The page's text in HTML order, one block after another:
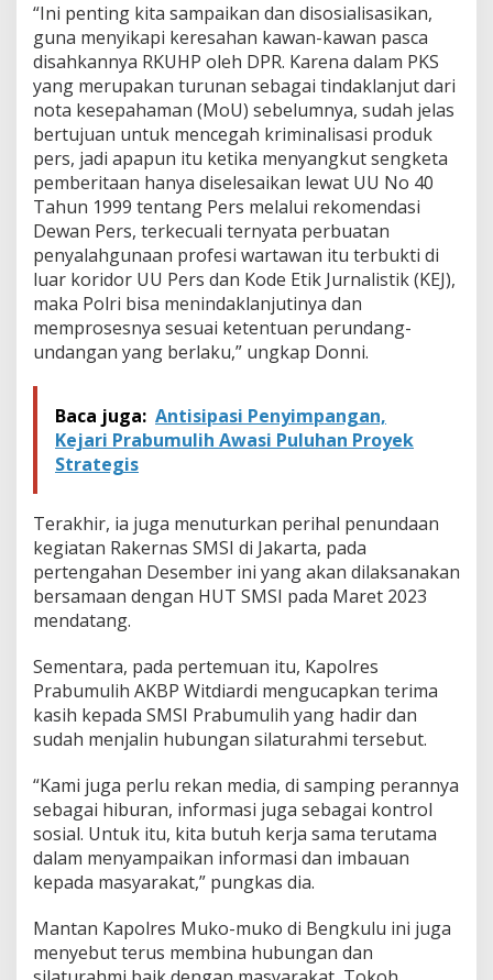
u
l
i
h
“Ini penting kita sampaikan dan disosialisasikan,
guna menyikapi keresahan kawan-kawan pasca
disahkannya RKUHP oleh DPR. Karena dalam PKS
yang merupakan turunan sebagai tindaklanjut dari
nota kesepahaman (MoU) sebelumnya, sudah jelas
bertujuan untuk mencegah kriminalisasi produk
pers, jadi apapun itu ketika menyangkut sengketa
pemberitaan hanya diselesaikan lewat UU No 40
Tahun 1999 tentang Pers melalui rekomendasi
Dewan Pers, terkecuali ternyata perbuatan
penyalahgunaan profesi wartawan itu terbukti di
luar koridor UU Pers dan Kode Etik Jurnalistik (KEJ),
maka Polri bisa menindaklanjutinya dan
memprosesnya sesuai ketentuan perundang-
undangan yang berlaku,” ungkap Donni.
Baca juga: Antisipasi Penyimpangan,
Kejari Prabumulih Awasi Puluhan Proyek
Strategis
Terakhir, ia juga menuturkan perihal penundaan
kegiatan Rakernas SMSI di Jakarta, pada
pertengahan Desember ini yang akan dilaksanakan
bersamaan dengan HUT SMSI pada Maret 2023
mendatang.
Sementara, pada pertemuan itu, Kapolres
Prabumulih AKBP Witdiardi mengucapkan terima
kasih kepada SMSI Prabumulih yang hadir dan
sudah menjalin hubungan silaturahmi tersebut.
“Kami juga perlu rekan media, di samping perannya
sebagai hiburan, informasi juga sebagai kontrol
sosial. Untuk itu, kita butuh kerja sama terutama
dalam menyampaikan informasi dan imbauan
kepada masyarakat,” pungkas dia.
Mantan Kapolres Muko-muko di Bengkulu ini juga
menyebut terus membina hubungan dan